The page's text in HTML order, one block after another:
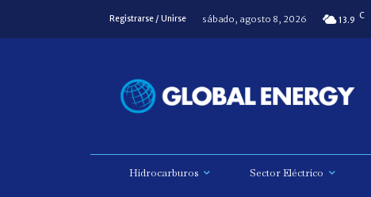
Registrarse / Unirse sábado, agosto 8, 2026 13.9 C
Hidrocarburos Sector Eléctrico